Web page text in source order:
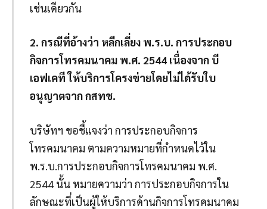
เช่นเดียวกัน
2. กรณีที่อ้างว่า หลีกเลี่ยง พ.ร.บ. การประกอบ
กิจการโทรคมนาคม พ.ศ. 2544 เนื่องจาก บี
เอฟเคที ให้บริการโครงข่ายโดยไม่ได้รับใบ
อนุญาตจาก กสทช.
บริษัทฯ ขอชี้แจงว่า การประกอบกิจการ
โทรคมนาคม ตามความหมายที่กำหนดไว้ใน
พ.ร.บ.การประกอบกิจการโทรคมนาคม พ.ศ.
2544 นั้น หมายความว่า การประกอบกิจการใน
ลักษณะที่เป็นผู้ให้บริการด้านกิจการโทรคมนาคม